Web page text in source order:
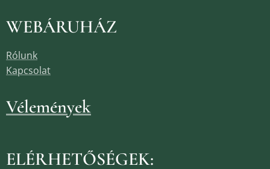
WEBÁRUHÁZ
Rólunk
Kapcsolat
Vélemények
ELÉRHETŐSÉGEK: